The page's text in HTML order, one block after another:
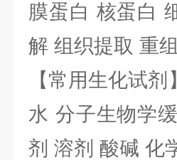
膜蛋白 核蛋白
解 组织提取 重
【常用生化试
水 分子生物学
剂 溶剂 酸碱 化